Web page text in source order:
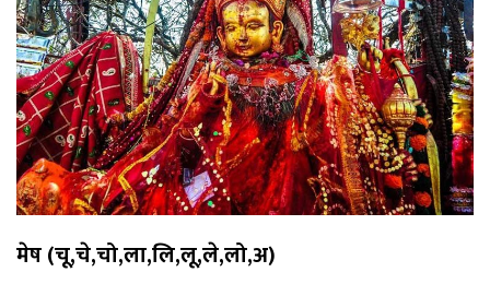
मेष (चू,चे,चो,ला,लि,लू,ले,लो,अ)